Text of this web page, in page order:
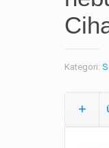
Kategori: